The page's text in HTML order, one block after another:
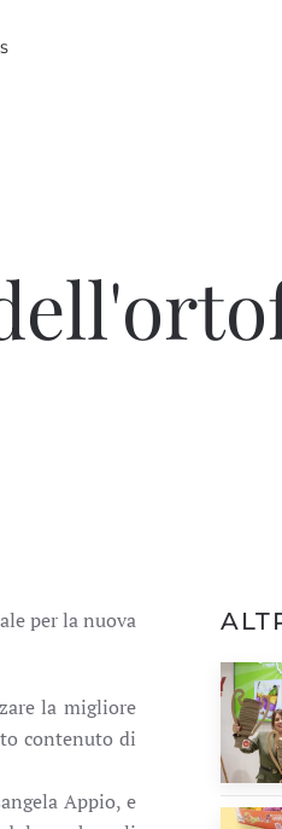
per la nuova
la migliore
contenuto di
Appio, e